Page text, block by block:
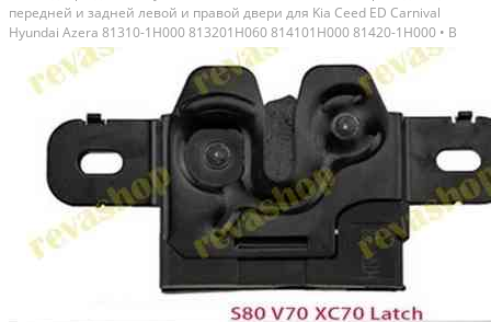
передней и задней левой и правой двери для Kia Ceed ED Carnival
Hyundai Azera 81310-1H000 813201H060 814101H000 81420-1H000 • В
наличии на левую переднюю сторону, аналог, реплика отличного
качества · На остальные двери под заказ ·...